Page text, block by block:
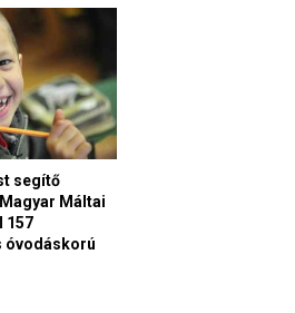
segítő
Máltai
157
óvodáskorú